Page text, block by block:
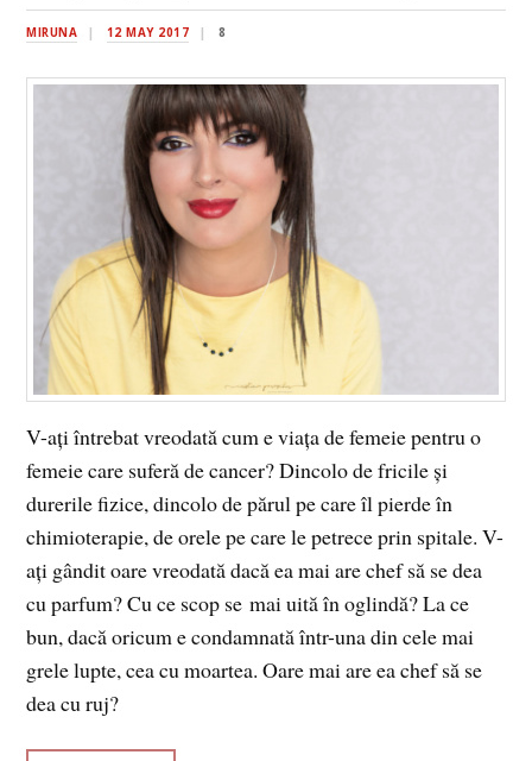
MIRUNA 12 MAY 2017 8
V-ați întrebat vreodată cum e viața de femeie pentru o
femeie care suferă de cancer? Dincolo de fricile și
durerile fizice, dincolo de părul pe care îl pierde în
chimioterapie, de orele pe care le petrece prin spitale. V-
ați gândit oare vreodată dacă ea mai are chef să se dea
cu parfum? Cu ce scop se mai uită în oglindă? La ce
bun, dacă oricum e condamnată într-una din cele mai
grele lupte, cea cu moartea. Oare mai are ea chef să se
dea cu ruj?